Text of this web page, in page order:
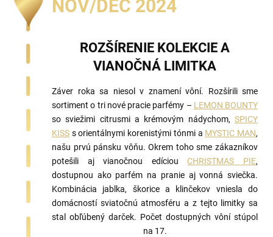
NOV/DEC 2024
ROZŠÍRENIE KOLEKCIE A
VIANOČNÁ LIMITKA
Záver roka sa niesol v znamení vôní. Rozšírili sme
sortiment o tri nové pracie parfémy – LEMON BOUNTY
so sviežimi citrusmi a krémovým nádychom, SPICY
KISS s orientálnymi korenistými tónmi a MYSTIC MAN,
našu prvú pánsku vôňu. Okrem toho sme zákazníkov
potešili aj vianočnou edíciouCHRISTMAS PIE,
dostupnou ako parfém na pranie aj vonná sviečka.
Kombinácia jablka, škorice a klinčekov vniesla do
domácností sviatočnú atmosféru a z tejto limitky sa
stal obľúbený darček. Počet dostupných vôní stúpol
na 17.